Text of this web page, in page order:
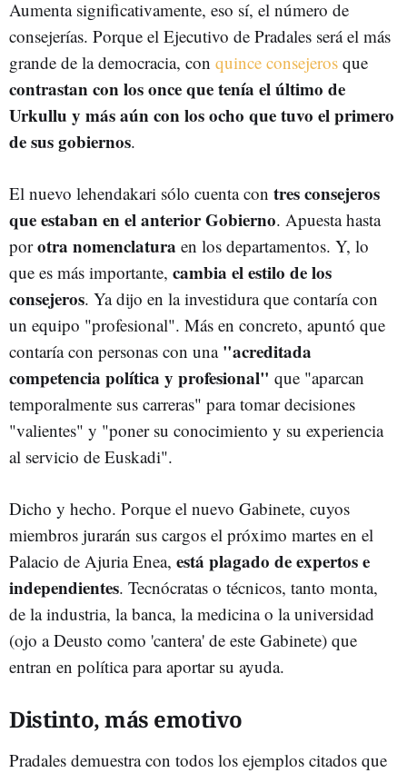
Aumenta significativamente, eso sí, el número de
consejerías. Porque el Ejecutivo de Pradales será el más
grande de la democracia, con quince consejeros que
contrastan con los once que tenía el último de
Urkullu y más aún con los ocho que tuvo el primero
de sus gobiernos.
El nuevo lehendakari sólo cuenta con tres consejeros
que estaban en el anterior Gobierno. Apuesta hasta
porotra nomenclatura en los departamentos. Y, lo
que es más importante, cambia el estilo de los
consejeros. Ya dijo en la investidura que contaría con
un equipo "profesional". Más en concreto, apuntó que
contaría con personas con una "acreditada
competencia política y profesional" que "aparcan
temporalmente sus carreras" para tomar decisiones
"valientes" y "poner su conocimiento y su experiencia
al servicio de Euskadi".
Dicho y hecho. Porque el nuevo Gabinete, cuyos
miembros jurarán sus cargos el próximo martes en el
Palacio de Ajuria Enea, está plagado de expertos e
independientes. Tecnócratas o técnicos, tanto monta,
de la industria, la banca, la medicina o la universidad
(ojo a Deusto como 'cantera' de este Gabinete) que
entran en política para aportar su ayuda.
Distinto, más emotivo
Pradales demuestra con todos los ejemplos citados que